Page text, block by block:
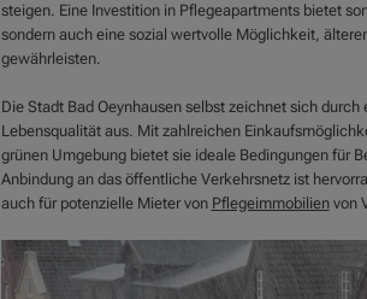
steigen. Eine Investition in Pflegeapartments bietet
sondern auch eine sozial wertvolle Möglichkeit,
gewährleisten.
Die Stadt Bad Oeynhausen selbst zeichnet sich durch
Lebensqualität aus. Mit zahlreichen
grünen Umgebung bietet sie ideale Bedingungen für
Anbindung an das öffentliche Verkehrsnetz ist
auch für potenzielle Mieter von Pflegeimmobilienvon